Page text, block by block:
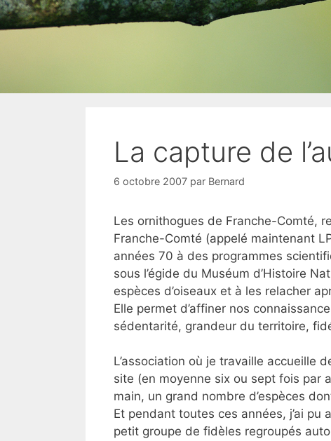
La capture de
6 octobre 2007 par Bernard
Les ornithogues de Franche-Comté,
Franche-Comté (appelé maintenant
années 70 à des programmes
sous l’égide du Muséum d’Histoire
espèces d’oiseaux et à les relacher
Elle permet d’affiner nos
sédentarité, grandeur du territoire,
L’association où je travaille accueille
site (en moyenne six ou sept fois par
main, un grand nombre d’espèces
Et pendant toutes ces années, j’ai
petit groupe de fidèles regroupés